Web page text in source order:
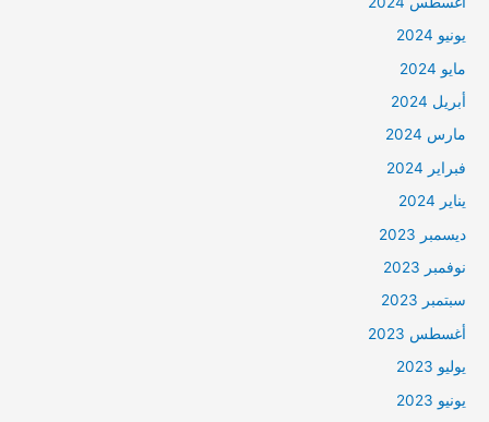
يونيو 2024
مايو 2024
أبريل 2024
مارس 2024
فبراير 2024
يناير 2024
ديسمبر 2023
نوفمبر 2023
سبتمبر 2023
أغسطس 2023
يوليو 2023
يونيو 2023